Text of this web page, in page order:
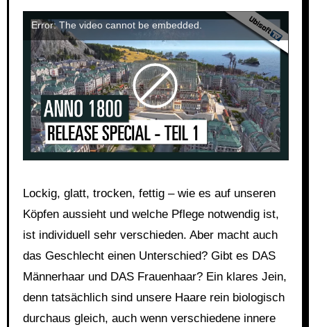
Error: The video cannot be embedded.
Lockig, glatt, trocken, fettig – wie es auf unseren
Köpfen aussieht und welche Pflege notwendig ist,
ist individuell sehr verschieden. Aber macht auch
das Geschlecht einen Unterschied? Gibt es DAS
Männerhaar und DAS Frauenhaar? Ein klares Jein,
denn tatsächlich sind unsere Haare rein biologisch
durchaus gleich, auch wenn verschiedene innere